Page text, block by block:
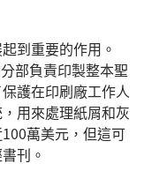
到重要的作用。
部負責印製整本聖
護在印刷廠工作人
用來處理紙屑和灰
萬美元，但這可
刊。